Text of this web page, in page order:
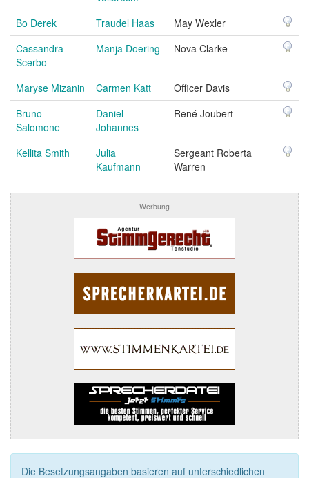
Bo Derek Traudel Haas
May Wexler
Cassandra
Scerbo
Manja Doering Nova Clarke
Maryse Mizanin Carmen Katt
Officer Davis
Bruno
Salomone
Daniel
Johannes
René Joubert
Kellita Smith
Julia
Kaufmann
Sergeant Roberta
Warren
Werbung
Die Besetzungsangaben basieren auf unterschiedlichen